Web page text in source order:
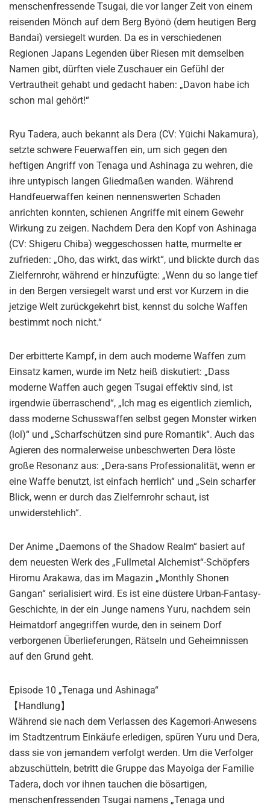
menschenfressende Tsugai, die vor langer Zeit von einem
reisenden Mönch auf dem Berg Byōnō (dem heutigen Berg
Bandai) versiegelt wurden. Da es in verschiedenen
Regionen Japans Legenden über Riesen mit demselben
Namen gibt, dürften viele Zuschauer ein Gefühl der
Vertrautheit gehabt und gedacht haben: „Davon habe ich
schon mal gehört!“
Ryu Tadera, auch bekannt als Dera (CV: Yūichi Nakamura),
setzte schwere Feuerwaffen ein, um sich gegen den
heftigen Angriff von Tenaga und Ashinaga zu wehren, die
ihre untypisch langen Gliedmaßen wanden. Während
Handfeuerwaffen keinen nennenswerten Schaden
anrichten konnten, schienen Angriffe mit einem Gewehr
Wirkung zu zeigen. Nachdem Dera den Kopf von Ashinaga
(CV: Shigeru Chiba) weggeschossen hatte, murmelte er
zufrieden: „Oho, das wirkt, das wirkt“, und blickte durch das
Zielfernrohr, während er hinzufügte: „Wenn du so lange tief
in den Bergen versiegelt warst und erst vor Kurzem in die
jetzige Welt zurückgekehrt bist, kennst du solche Waffen
bestimmt noch nicht.“
Der erbitterte Kampf, in dem auch moderne Waffen zum
Einsatz kamen, wurde im Netz heiß diskutiert: „Dass
moderne Waffen auch gegen Tsugai effektiv sind, ist
irgendwie überraschend“, „Ich mag es eigentlich ziemlich,
dass moderne Schusswaffen selbst gegen Monster wirken
(lol)“ und „Scharfschützen sind pure Romantik“. Auch das
Agieren des normalerweise unbeschwerten Dera löste
große Resonanz aus: „Dera-sans Professionalität, wenn er
eine Waffe benutzt, ist einfach herrlich“ und „Sein scharfer
Blick, wenn er durch das Zielfernrohr schaut, ist
unwiderstehlich“.
Der Anime „Daemons of the Shadow Realm“ basiert auf
dem neuesten Werk des „Fullmetal Alchemist“-Schöpfers
Hiromu Arakawa, das im Magazin „Monthly Shonen
Gangan“ serialisiert wird. Es ist eine düstere Urban-Fantasy-
Geschichte, in der ein Junge namens Yuru, nachdem sein
Heimatdorf angegriffen wurde, den in seinem Dorf
verborgenen Überlieferungen, Rätseln und Geheimnissen
auf den Grund geht.
Episode 10 „Tenaga und Ashinaga“
【Handlung】
Während sie nach dem Verlassen des Kagemori-Anwesens
im Stadtzentrum Einkäufe erledigen, spüren Yuru und Dera,
dass sie von jemandem verfolgt werden. Um die Verfolger
abzuschütteln, betritt die Gruppe das Mayoiga der Familie
Tadera, doch vor ihnen tauchen die bösartigen,
menschenfressenden Tsugai namens „Tenaga und